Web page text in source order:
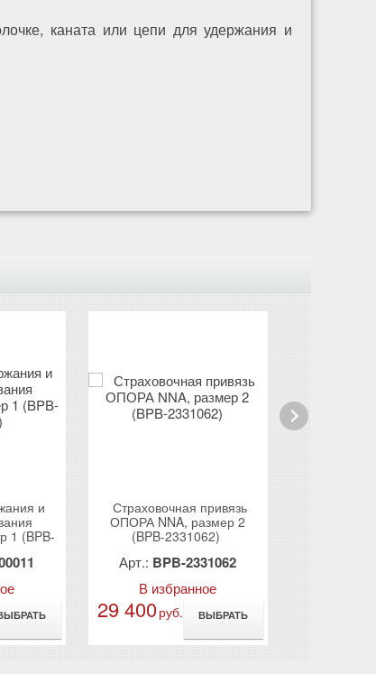
каната или цепи для удержания и
и
1 (BPB-
Страховочная привязь
ОПОРА NNA, размер 2
(BPB-2331062)
Арт.: BPB-2331062
В избранное
29 400руб. ВЫБРАТЬ